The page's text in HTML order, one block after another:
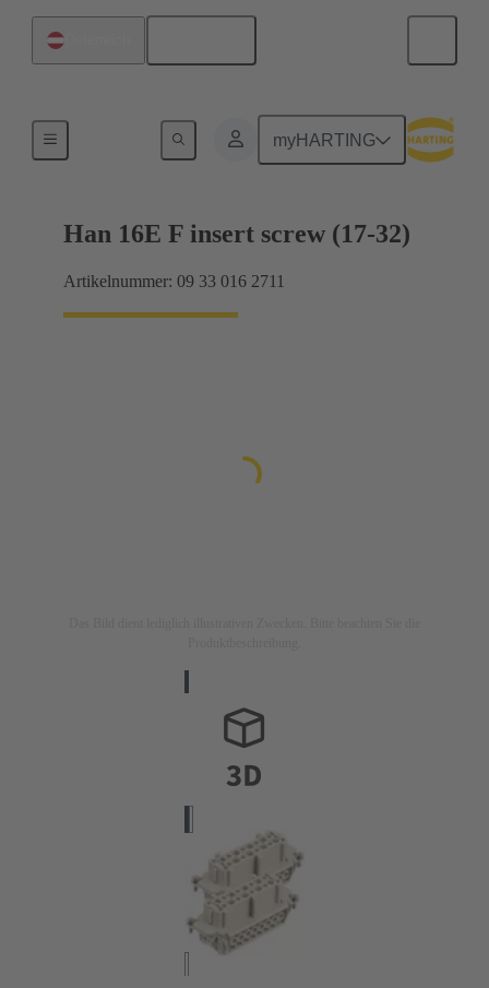
myHARTING
Ströme bis 16 A
Han 16E F insert screw (17-32)
Artikelnummer: 09 33 016 2711